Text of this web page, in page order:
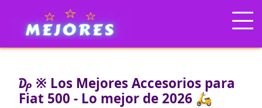
₯ ※ Los Mejores Accesorios para
Fiat 500 - Lo mejor de 2026 🛵